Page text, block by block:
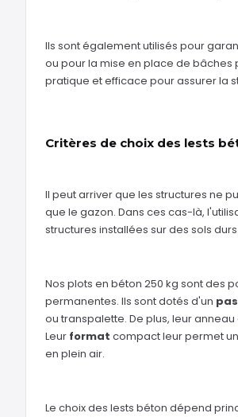
Ils sont également utilisés pour
ou pour la mise en place de bâches
pratique et efficace pour assurer la
Critères de choix des lests
Il peut arriver que les structures ne
que le gazon. Dans ces cas-là,
structures installées sur des sols durs.
Nos plots en béton 250 kg sont des
permanentes. Ils sont dotés d'un
ou transpalette. De plus, leur
Leur format compact leur permet
en plein air.
Le choix des lests béton dépend